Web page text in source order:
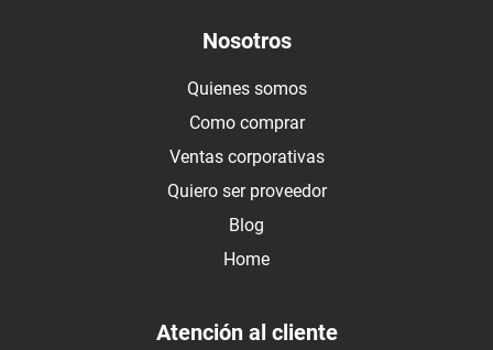
Nosotros
Quienes somos
Como comprar
Ventas corporativas
Quiero ser proveedor
Blog
Home
Atención al cliente